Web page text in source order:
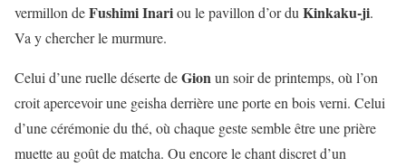
vermillon deFushimi Inariou le pavillon d’or du Kinkaku-ji.
Va y chercher le murmure.
Celui d’une ruelle déserte deGionun soir de printemps, où l’on
croit apercevoir une geisha derrière une porte en bois verni. Celui
d’une cérémonie du thé, où chaque geste semble être une prière
muette au goût de matcha. Ou encore le chant discret d’un